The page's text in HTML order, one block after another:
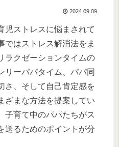
2024.09.09
児ストレスに悩まされて
ではストレス解消法をま
ラクゼーションタイムの
リーパパタイム、パパ同
さ、そして自己肯定感を
ざまな方法を提案してい
子育て中のパパたちがス
送るためのポイントが分